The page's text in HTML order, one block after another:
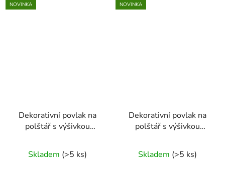
NOVINKA
Dekorativní povlak na
polštář s výšivkou
× 45 cm
Skladem (>5 ks)
NOVINKA
Dekorativní povlak na
polštář s výšivkou
květinový motiv 45 ×
45 cm
Skladem (>5 ks)